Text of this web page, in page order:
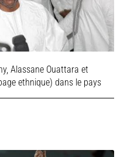
Alassane Ouattara et
ethnique) dans le pays